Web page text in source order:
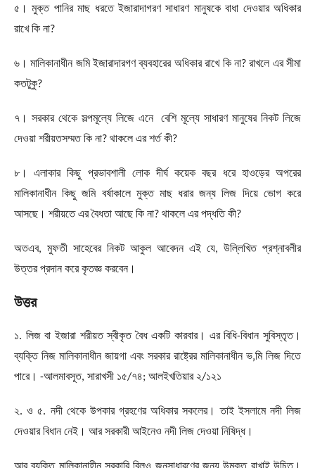
৫। মুক্ত পানির মাছ ধরতে ইজারাদাগরণ সাধারণ মানুষকে বাধা দেওয়ার অধিকার
রাখে কি না?
৬। মালিকানাধীন জমি ইজারাদারগণ ব্যবহারের অধিকার রাখে কি না?রাখলে এর সীমা
কতটুকু?
৭। সরকার থেকে সল্পমূল্যে লিজে এনে বেশি মূল্যে সাধারণ মানুষের নিকট লিজে
দেওয়া শরীয়তসম্মত কি না? থাকলে এর শর্ত কী?
৮। এলাকার কিছু প্রভাবশালী লোক দীর্ঘ কয়েক বছর ধরে হাওড়ের অপরের
মালিকানাধীন কিছু জমি বর্ষাকালে মুক্ত মাছ ধরার জন্য লিজ দিয়ে ভোগ করে
আসছে। শরীয়তে এর বৈধতা আছে কি না? থাকলে এর পদ্ধতি কী?
অতএব, মুফতী সাহেবের নিকট আকুল আবেদন এই যে, উল্লিখিত প্রশ্নাবলীর
উত্তর প্রদান করে কৃতজ্ঞ করবেন।
উত্তর
১. লিজ বা ইজারা শরীয়ত স্বীকৃত বৈধ একটি কারবার। এর বিধি-বিধান সুবিস্তৃত।
ব্যক্তি নিজ মালিকানাধীন জায়গা এবং সরকার রাষ্ট্রের মালিকানাধীন ভ‚মি লিজ দিতে
পারে। -আলমাবসূত, সারাখসী ১৫/৭৪; আলইখতিয়ার ২/১২১
২. ও ৫. নদী থেকে উপকার গ্রহণের অধিকার সকলের। তাই ইসলামে নদী লিজ
দেওয়ার বিধান নেই। আর সরকারী আইনেও নদী লিজ দেওয়া নিষিদ্ধ।